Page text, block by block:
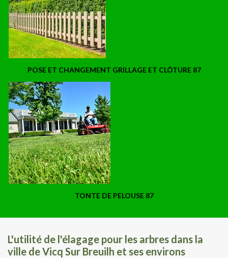
POSE ET CHANGEMENT GRILLAGE ET CLÔTURE 87
TONTE DE PELOUSE 87
L'utilité de l'élagage pour les arbres dans la
ville de Vicq Sur Breuilh et ses environs